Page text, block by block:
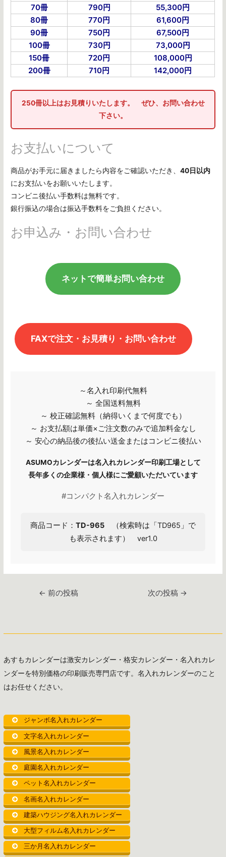
あすもカレンダーは激安カレンダー・格安カレンダー・名入れカレ
ンダーを特別価格の印刷販売専門店です。名入れカレンダーのこと
はお任せください。
ジャンボ名入れカレンダー
文字名入れカレンダー
風景名入れカレンダー
庭園名入れカレンダー
ペット名入れカレンダー
名画名入れカレンダー
建築ハウジング名入れカレンダー
大型フィルム名入れカレンダー
三か月名入れカレンダー
70冊
790円
55,300円
80冊
770円
61,600円
90冊
750円
67,500円
100冊
730円
73,000円
150冊
720円
108,000円
200冊
710円 142,000円
250冊以上はお見積りいたします。 ぜひ、お問い合わせ
下さい。
お支払いについて
商品がお手元に届きましたら内容をご確認いただき、40日以内
にお支払いをお願いいたします。
コンビニ後払い手数料は無料です。
銀行振込の場合は振込手数料をご負担ください。
お申込み・お問い合わせ
ネットで簡単お問い合わせ
FAXで注文・お見積り・お問い合わせ
～名入れ印刷代無料
～ 全国送料無料
～ 校正確認無料（納得いくまで何度でも）
～ お支払額は単価×ご注文数のみで追加料金なし
～ 安心の納品後の後払い送金またはコンビニ後払い
ASUMOカレンダーは名入れカレンダー印刷工場として
長年多くの企業様・個人様にご愛顧いただいています
#コンパクト名入れカレンダー
商品コード： TD-965 （検索時は「TD965」で
も表示されます） ver1.0
シ
ョ
ン
← 前の投稿 次の投稿 →